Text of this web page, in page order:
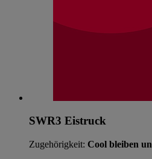
SWR3 Eistruck
Zugehörigkeit: Cool bleiben